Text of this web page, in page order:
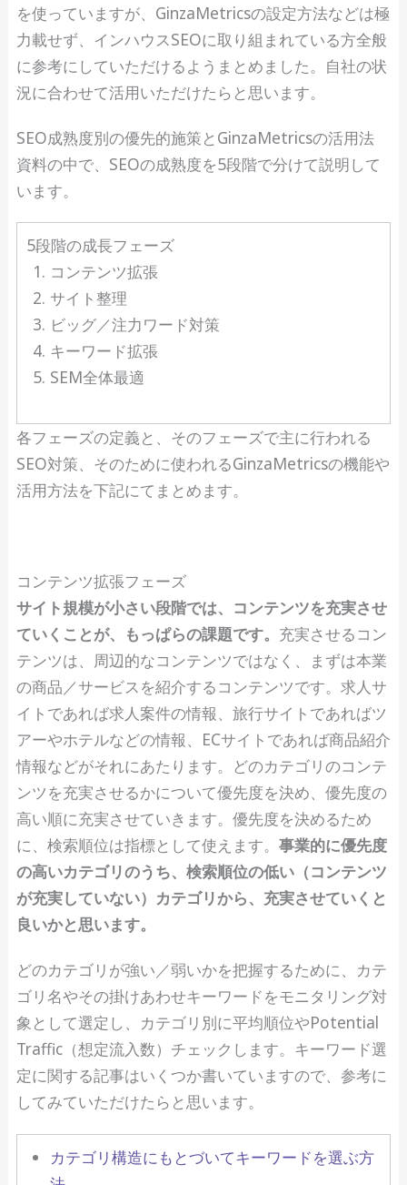
を使っていますが、GinzaMetricsの設定方法などは極
力載せず、インハウスSEOに取り組まれている方全般
に参考にしていただけるようまとめました。自社の状
況に合わせて活用いただけたらと思います。
SEO成熟度別の優先的施策とGinzaMetricsの活用法
資料の中で、SEOの成熟度を5段階で分けて説明して
います。
5段階の成長フェーズ
コンテンツ拡張
サイト整理
ビッグ／注力ワード対策
キーワード拡張
SEM全体最適
各フェーズの定義と、そのフェーズで主に行われる
SEO対策、そのために使われるGinzaMetricsの機能や
活用方法を下記にてまとめます。
コンテンツ拡張フェーズ
サイト規模が小さい段階では、コンテンツを充実させ
ていくことが、もっぱらの課題です。 充実させるコン
テンツは、周辺的なコンテンツではなく、まずは本業
の商品／サービスを紹介するコンテンツです。求人サ
イトであれば求人案件の情報、旅行サイトであればツ
アーやホテルなどの情報、ECサイトであれば商品紹介
情報などがそれにあたります。どのカテゴリのコンテ
ンツを充実させるかについて優先度を決め、優先度の
高い順に充実させていきます。優先度を決めるため
に、検索順位は指標として使えます。 事業的に優先度
の高いカテゴリのうち、検索順位の低い（コンテンツ
が充実していない）カテゴリから、充実させていくと
良いかと思います。
どのカテゴリが強い／弱いかを把握するために、カテ
ゴリ名やその掛けあわせキーワードをモニタリング対
象として選定し、カテゴリ別に平均順位やPotential
Traffic（想定流入数）チェックします。キーワード選
定に関する記事はいくつか書いていますので、参考に
してみていただけたらと思います。
カテゴリ構造にもとづいてキーワードを選ぶ方